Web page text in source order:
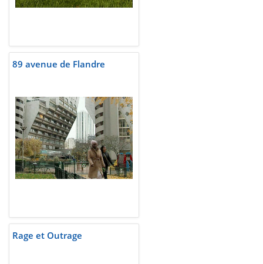
89 avenue de Flandre
Rage et Outrage